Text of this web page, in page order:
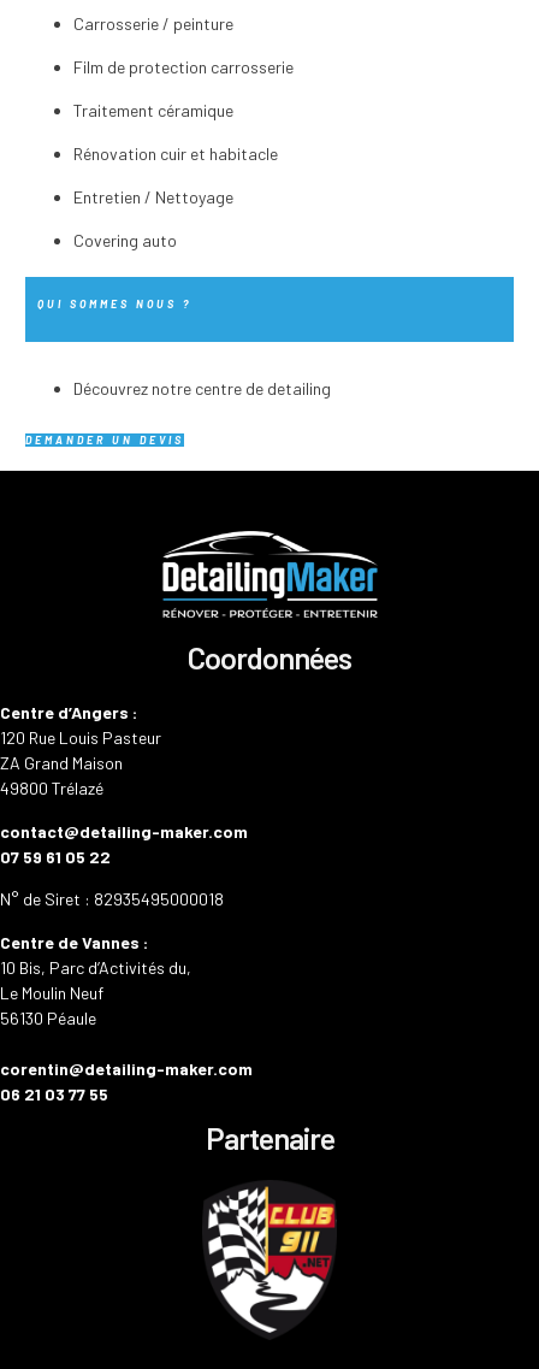
Carrosserie / peinture
Film de protection carrosserie
Traitement céramique
Rénovation cuir et habitacle
Entretien / Nettoyage
Covering auto
QUI SOMMES NOUS ?
Découvrez notre centre de detailing
DEMANDER UN DEVIS
Coordonnées
Centre d’Angers :
120 Rue Louis Pasteur
ZA Grand Maison
49800 Trélazé
contact@detailing-maker.com
07 59 61 05 22
N° de Siret : 82935495000018
Centre de Vannes :
10 Bis, Parc d’Activités du,
Le Moulin Neuf
56130 Péaule
corentin@detailing-maker.com
06 21 03 77 55
Partenaire